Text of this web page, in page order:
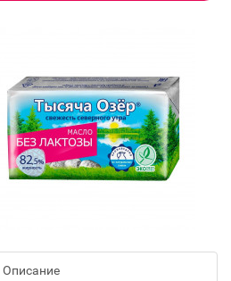
Описание